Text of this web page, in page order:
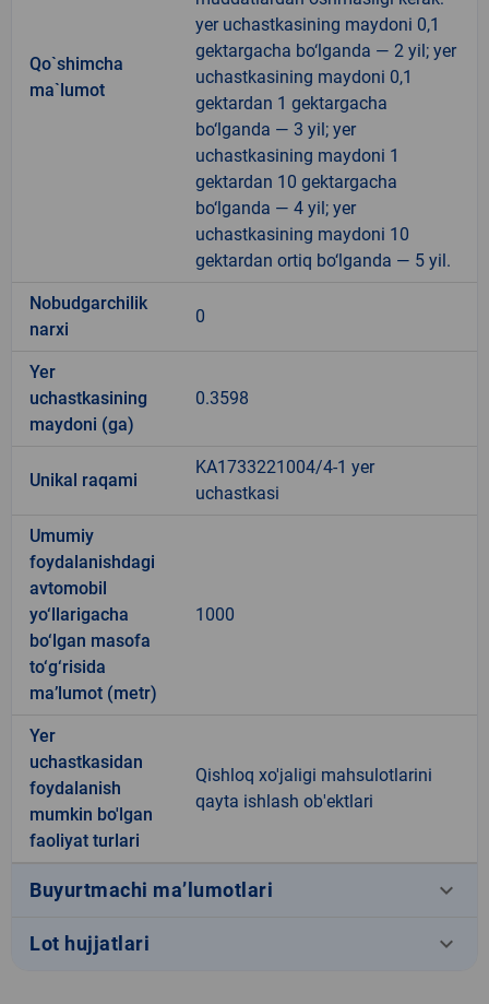
Qo`shimcha
ma`lumot
yer uchastkasining maydoni 0,1
gektargacha bo‘lganda — 2 yil; yer
uchastkasining maydoni 0,1
gektardan 1 gektargacha
bo‘lganda — 3 yil; yer
uchastkasining maydoni 1
gektardan 10 gektargacha
bo‘lganda — 4 yil; yer
uchastkasining maydoni 10
gektardan ortiq bo‘lganda — 5 yil.
Nobudgarchilik
narxi
0
Yer
uchastkasining
maydoni (ga)
0.3598
Unikal raqami
KA1733221004/4-1 yer
uchastkasi
Umumiy
foydalanishdagi
avtomobil
yo‘llarigacha
bo‘lgan masofa
to‘g‘risida
ma’lumot (metr)
1000
Yer
uchastkasidan
foydalanish
mumkin bo'lgan
faoliyat turlari
Qishloq xo'jaligi mahsulotlarini
qayta ishlash ob'ektlari
Buyurtmachi ma’lumotlari keyboard_arrow_down
Lot hujjatlari keyboard_arrow_down